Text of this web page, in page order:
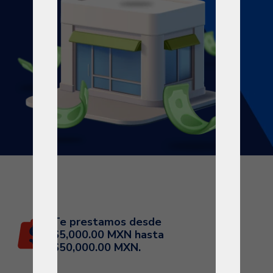
Te prestamos desde
$5,000.00 MXN hasta
$50,000.00 MXN.